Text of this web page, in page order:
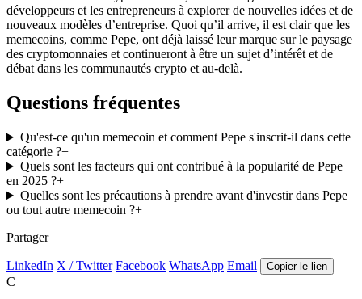
développeurs et les entrepreneurs à explorer de nouvelles idées et de
nouveaux modèles d’entreprise. Quoi qu’il arrive, il est clair que les
memecoins, comme Pepe, ont déjà laissé leur marque sur le paysage
des cryptomonnaies et continueront à être un sujet d’intérêt et de
débat dans les communautés crypto et au-delà.
Questions fréquentes
Qu'est-ce qu'un memecoin et comment Pepe s'inscrit-il dans cette
catégorie ?+
Quels sont les facteurs qui ont contribué à la popularité de Pepe
en 2025 ?+
Quelles sont les précautions à prendre avant d'investir dans Pepe
ou tout autre memecoin ?+
Partager
LinkedIn X / Twitter Facebook WhatsApp Email Copier le lien
C